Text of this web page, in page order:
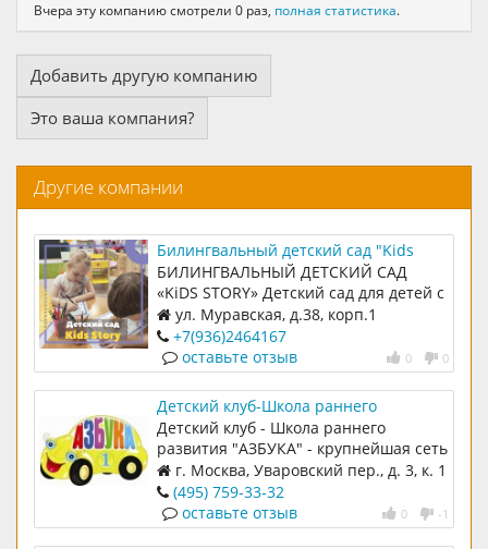
Вчера эту компанию смотрели 0 раз, полная статистика.
Добавить другую компанию
Это ваша компания?
Другие компании
Билингвальный детский сад "Kids
story"
БИЛИНГВАЛЬНЫЙ ДЕТСКИЙ САД
«KiDS STORY» Детский сад для детей с
1,2 до 7 лет. Развивающие студии,
кружки, секции, мастер-классы,
спектакли, шоу с 8 мес. до 15 лет
ул. Муравская, д.38, корп.1
+7(936)2464167
0 0
оставьте отзыв
Детский клуб-Школа раннего
развития
Детский клуб - Школа раннего
развития "АЗБУКА" - крупнейшая сеть
детских клубов в Москве и
Московской области.
г. Москва, Уваровский пер., д. 3, к. 1
(495) 759-33-32
0 -1
оставьте отзыв